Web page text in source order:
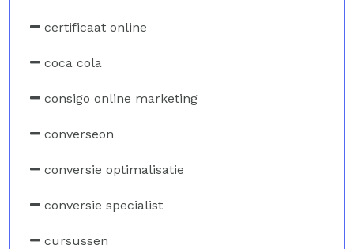
certificaat online
coca cola
consigo online marketing
converseon
conversie optimalisatie
conversie specialist
cursussen